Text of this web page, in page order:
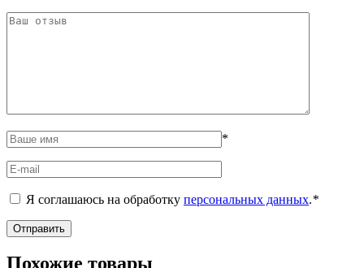
*
Я соглашаюсь на обработку персональных данных.*
Похожие товары